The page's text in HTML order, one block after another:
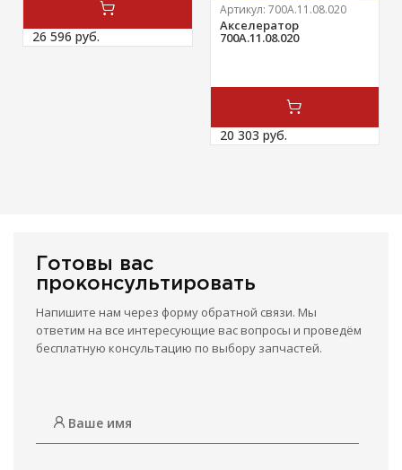
26 596 руб.
Артикул: 700А.11.08.020
Акселератор
700А.11.08.020
20 303 руб.
Готовы вас
проконсультировать
Напишите нам через форму обратной связи. Мы
ответим на все интересующие вас вопросы и проведём
бесплатную консультацию по выбору запчастей.